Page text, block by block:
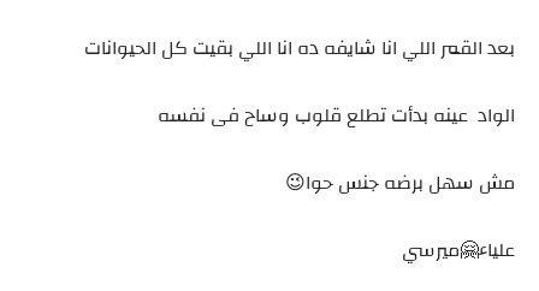
بعد القمر اللي انا شايفه ده انا اللي بقيت كل الحيوانات
الواد عينه بدأت تطلع قلوب وساح فى نفسه
مش سهل برضه جنس حوا😉
علياء🤗ميرسي